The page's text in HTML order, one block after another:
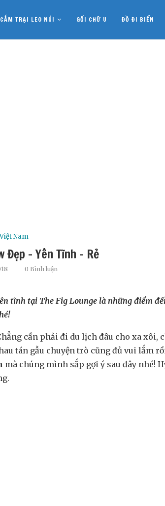
CẮM TRẠI LEO NÚI GỐI CHỮ U ĐỒ ĐI BIỂN
Việt Nam
– Yên Tĩnh – Rẻ
0 Bình luận
tĩnh tại The Fig Lounge là những điểm
cần phải đi du lịch đâu cho xa
tán gẫu chuyện trò cũng đủ vui lắm
mà chúng mình sắp gợi ý sau đây nhé!